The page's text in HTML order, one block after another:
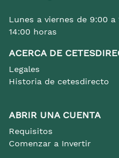
Lunes a viernes de 9:00
14:00 horas
ACERCA DE
Legales
Historia de cetesdirecto
ABRIR UNA CUENTA
Requisitos
Comenzar a Invertir